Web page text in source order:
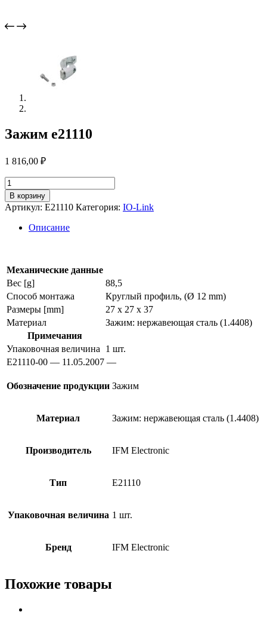
Зажим e21110
1 816,00 ₽
Количество
товара
Зажим
e21110
В корзину
Артикул: E21110 Категория: IO-Link
Описание
Механические данные
Вес [g]
88,5
Способ монтажа
Круглый профиль, (Ø 12 mm)
Размеры [mm]
27 x 27 x 37
Материал
Зажим: нержавеющая сталь (1.4408)
Примечания
Упаковочная величина
1 шт.
E21110-00 — 11.05.2007 —
Обозначение продукции Зажим
Материал Зажим: нержавеющая сталь (1.4408)
Производитель IFM Electronic
Тип E21110
Упаковочная величина 1 шт.
Бренд IFM Electronic
Похожие товары